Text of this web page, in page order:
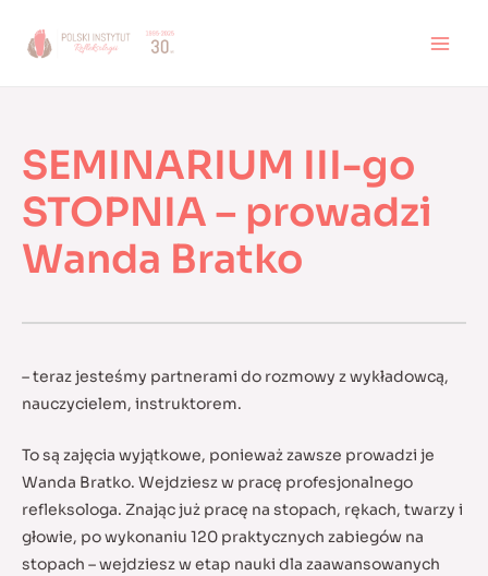
SEMINARIUM III-go
STOPNIA – prowadzi
Wanda Bratko
– teraz jesteśmy partnerami do rozmowy z wykładowcą,
nauczycielem, instruktorem.
To są zajęcia wyjątkowe, ponieważ zawsze prowadzi je
Wanda Bratko. Wejdziesz w pracę profesjonalnego
refleksologa. Znając już pracę na stopach, rękach, twarzy i
głowie, po wykonaniu 120 praktycznych zabiegów na
stopach – wejdziesz w etap nauki dla zaawansowanych